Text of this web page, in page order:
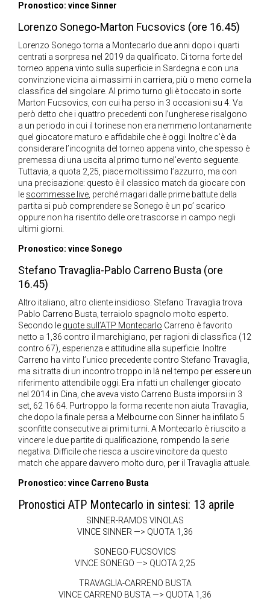
Pronostico: vince Sinner
Lorenzo Sonego-Marton Fucsovics (ore 16.45)
Lorenzo Sonego torna a Montecarlo due anni dopo i quarti
centrati a sorpresa nel 2019 da qualificato. Ci torna forte del
torneo appena vinto sulla superficie in Sardegna e con una
convinzione vicina ai massimi in carriera, più o meno come la
classifica del singolare. Al primo turno gli è toccato in sorte
Marton Fucsovics, con cui ha perso in 3 occasioni su 4. Va
però detto che i quattro precedenti con l’ungherese risalgono
a un periodo in cui il torinese non era nemmeno lontanamente
quel giocatore maturo e affidabile che è oggi. Inoltre c’è da
considerare l’incognita del torneo appena vinto, che spesso è
premessa di una uscita al primo turno nel’evento seguente.
Tuttavia, a quota 2,25, piace moltissimo l’azzurro, ma con
una precisazione: questo è il classico match da giocare con
le scommesse live, perché magari dalle prime battute della
partita si può comprendere se Sonego è un po’ scarico
oppure non ha risentito delle ore trascorse in campo negli
ultimi giorni.
Pronostico: vince Sonego
Stefano Travaglia-Pablo Carreno Busta (ore
16.45)
Altro italiano, altro cliente insidioso. Stefano Travaglia trova
Pablo Carreno Busta, terraiolo spagnolo molto esperto.
Secondo le quote sull’ATP Montecarlo Carreno è favorito
netto a 1,36 contro il marchigiano, per ragioni di classifica (12
contro 67), esperienza e attitudine alla superficie. Inoltre
Carreno ha vinto l’unico precedente contro Stefano Travaglia,
ma si tratta di un incontro troppo in là nel tempo per essere un
riferimento attendibile oggi. Era infatti un challenger giocato
nel 2014 in Cina, che aveva visto Carreno Busta imporsi in 3
set, 62 16 64. Purtroppo la forma recente non aiuta Travaglia,
che dopo la finale persa a Melbourne con Sinner ha infilato 5
sconfitte consecutive ai primi turni. A Montecarlo è riuscito a
vincere le due partite di qualificazione, rompendo la serie
negativa. Difficile che riesca a uscire vincitore da questo
match che appare davvero molto duro, per il Travaglia attuale.
Pronostico: vince Carreno Busta
Pronostici ATP Montecarlo in sintesi: 13 aprile
SINNER-RAMOS VINOLAS
VINCE SINNER —> QUOTA 1,36
SONEGO-FUCSOVICS
VINCE SONEGO —> QUOTA 2,25
TRAVAGLIA-CARRENO BUSTA
VINCE CARRENO BUSTA —> QUOTA 1,36